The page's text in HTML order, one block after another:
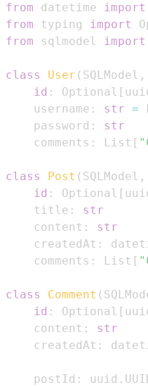
from datetime import
from typing import
from sqlmodel import
class User ( SQLModel ,
id : Optional [
    username
: str =
    password
:
str
    comments
: List [
class Post ( SQLModel ,
id : Optional [
    title
:
str
    content
:
str
    createdAt
:
    comments
: List [
class Comment (
id : Optional [
    content
:
str
    createdAt
:
    postId
: uuid .